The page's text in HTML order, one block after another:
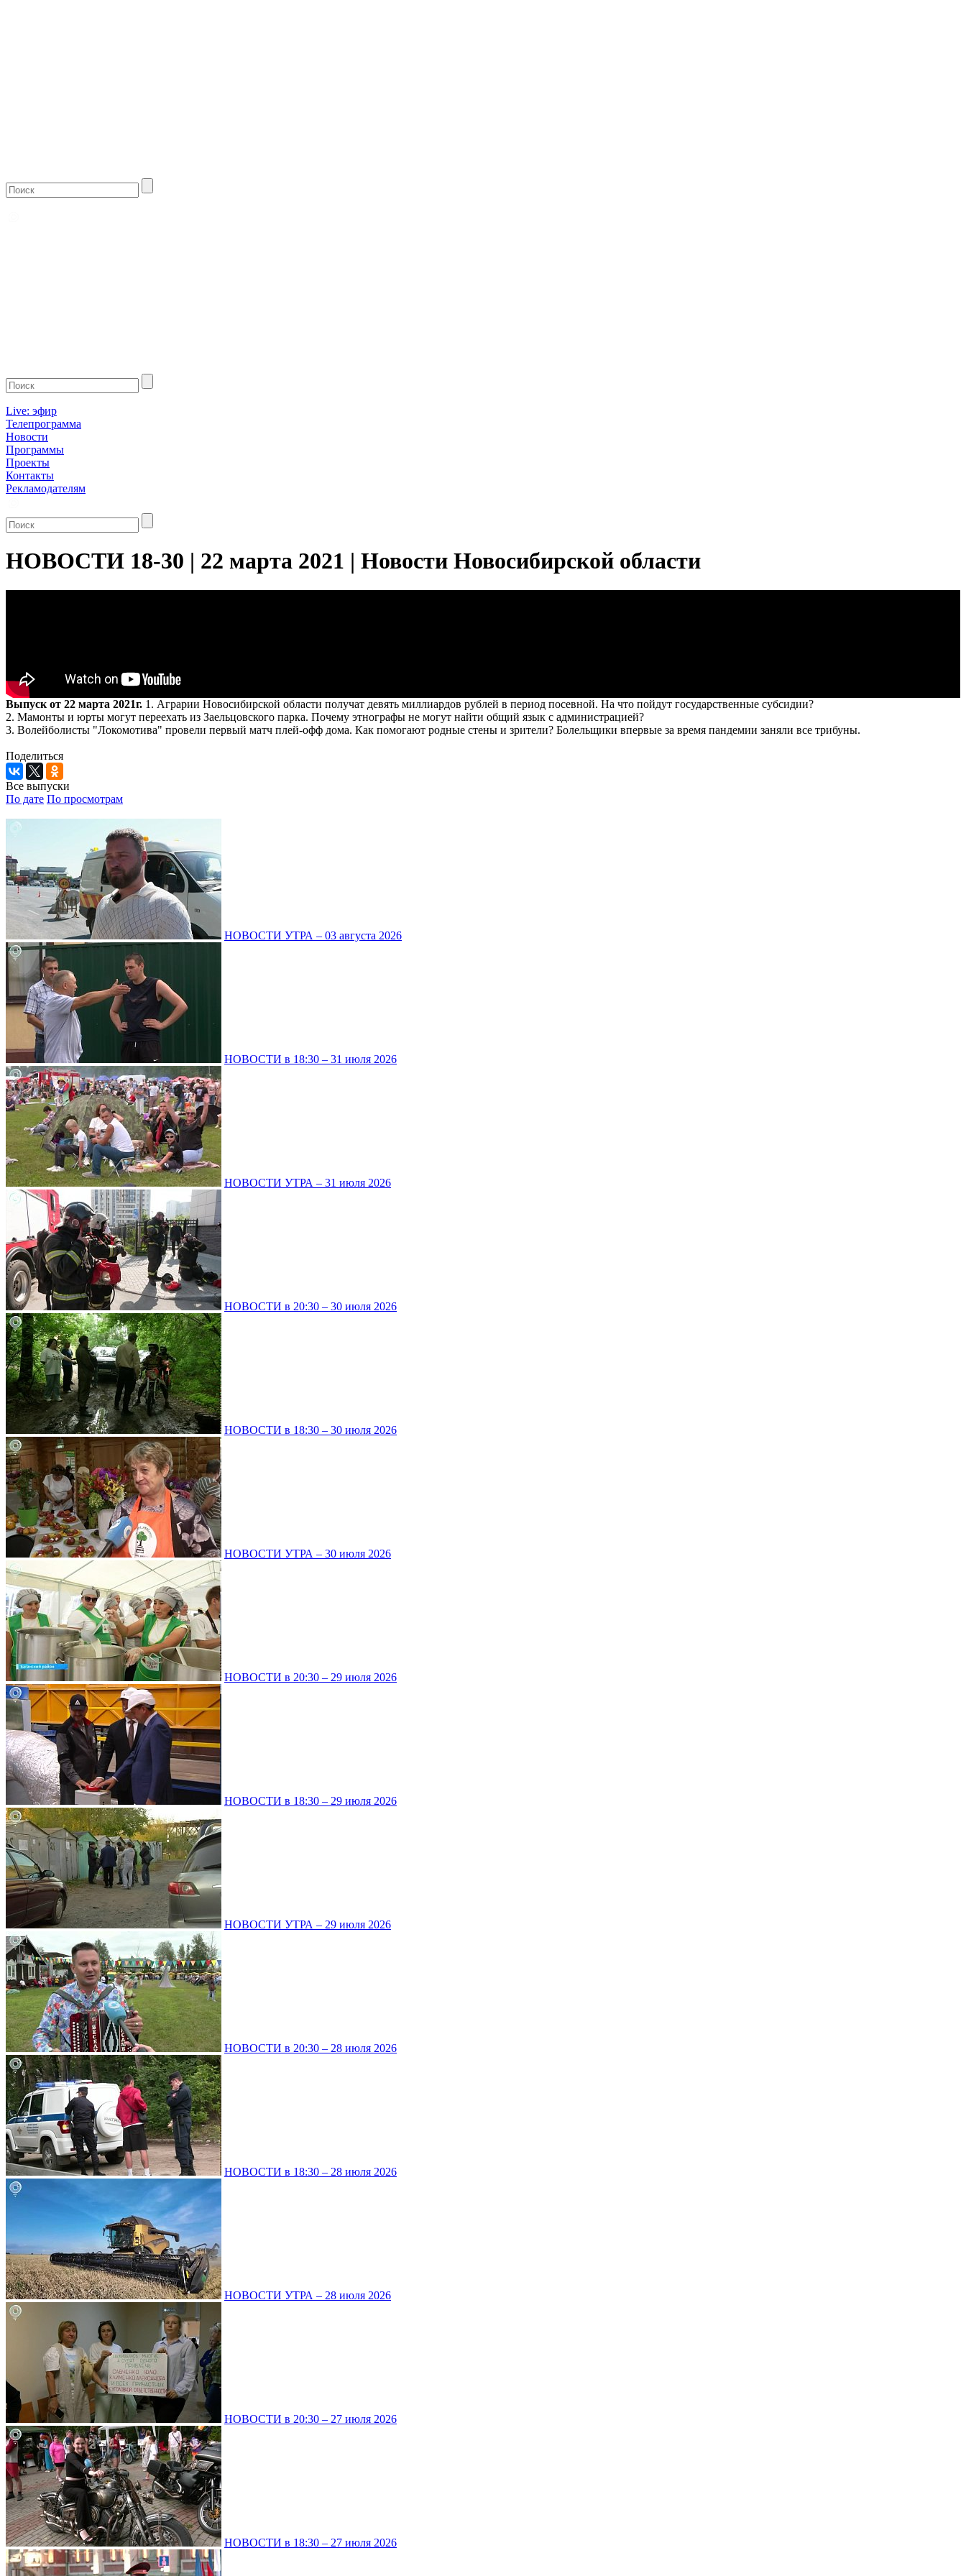
Live: эфир
Телепрограмма
Новости
Программы
Проекты
Контакты
Рекламодателям
НОВОСТИ 18-30 | 22 марта 2021 | Новости Новосибирской области
Выпуск от 22 марта 2021г. 1. Аграрии Новосибирской области получат девять миллиардов рублей в период посевной. На что пойдут государственные субсидии?
2. Мамонты и юрты могут переехать из Заельцовского парка. Почему этнографы не могут найти общий язык с администрацией?
3. Волейболисты "Локомотива" провели первый матч плей-офф дома. Как помогают родные стены и зрители? Болельщики впервые за время пандемии заняли все трибуны.
Поделиться
Все выпуски
По дате По просмотрам
НОВОСТИ УТРА – 03 августа 2026
НОВОСТИ в 18:30 – 31 июля 2026
НОВОСТИ УТРА – 31 июля 2026
НОВОСТИ в 20:30 – 30 июля 2026
НОВОСТИ в 18:30 – 30 июля 2026
НОВОСТИ УТРА – 30 июля 2026
НОВОСТИ в 20:30 – 29 июля 2026
НОВОСТИ в 18:30 – 29 июля 2026
НОВОСТИ УТРА – 29 июля 2026
НОВОСТИ в 20:30 – 28 июля 2026
НОВОСТИ в 18:30 – 28 июля 2026
НОВОСТИ УТРА – 28 июля 2026
НОВОСТИ в 20:30 – 27 июля 2026
НОВОСТИ в 18:30 – 27 июля 2026